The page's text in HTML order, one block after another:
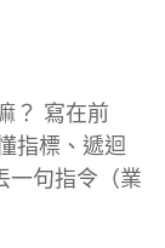
？ 寫在前
指標、遞迴
一句指令（業